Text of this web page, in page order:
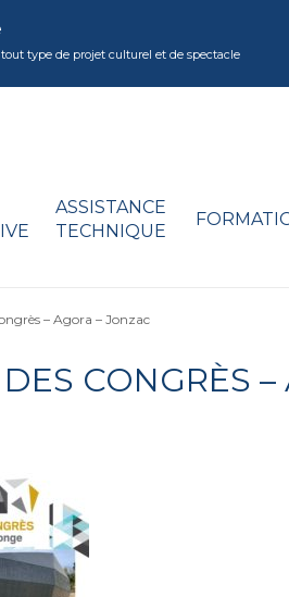
type de projet culturel et de spectacle
ASSISTANCE
TECHNIQUE
– Agora – Jonzac
CONGRÈS